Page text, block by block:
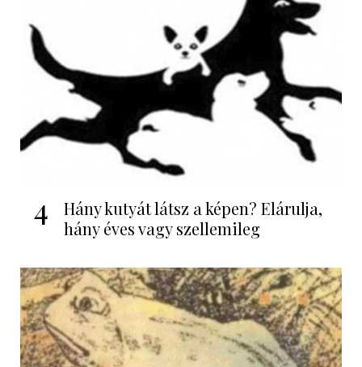
4
Hány kutyát látsz a képen? Elárulja,
hány éves vagy szellemileg